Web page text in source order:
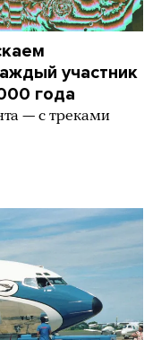
участник
года
— с треками